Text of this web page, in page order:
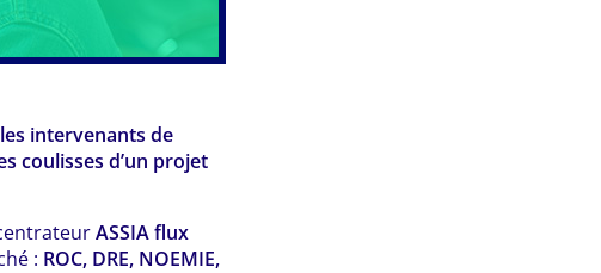
intervenants de
coulisses d’un projet
ASSIA flux
: ROC, DRE, NOEMIE,